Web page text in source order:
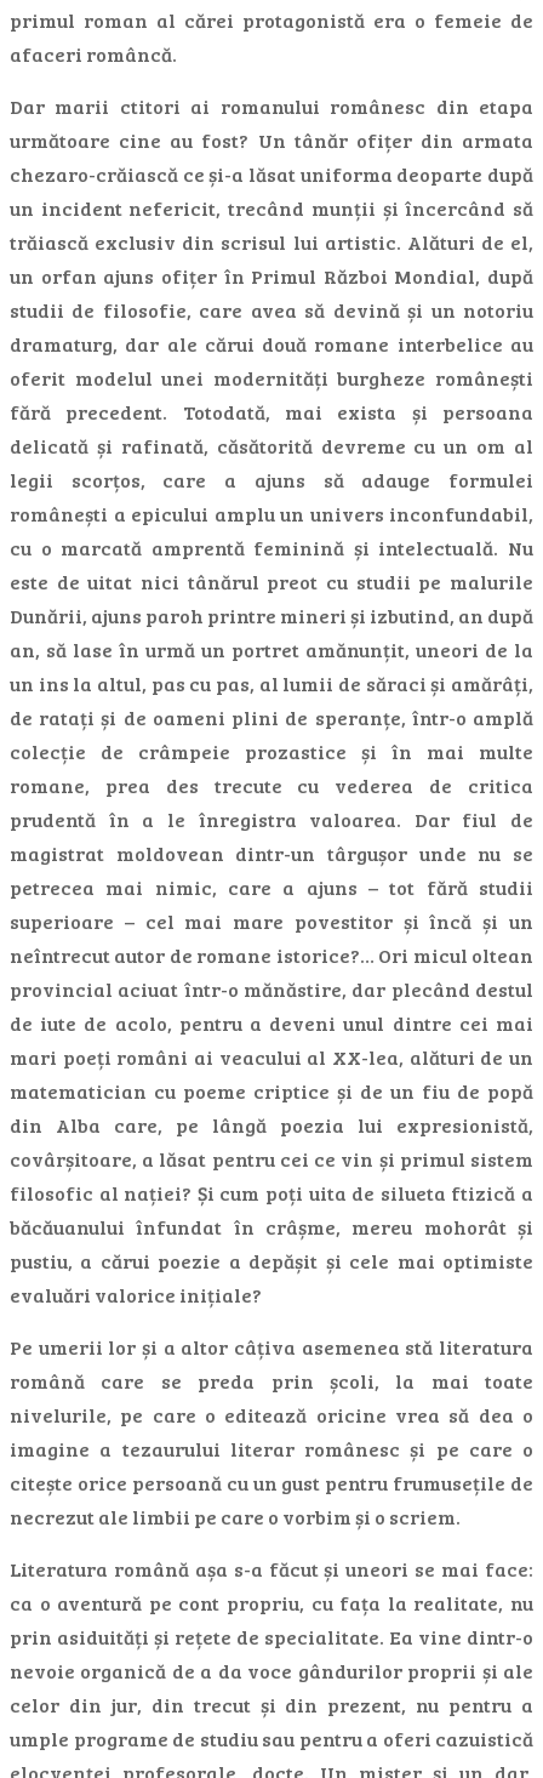
primul roman al cărei protagonistă era o femeie de
afaceri româncă.
Dar marii ctitori ai romanului românesc din etapa
următoare cine au fost? Un tânăr ofițer din armata
chezaro-crăiască ce și-a lăsat uniforma deoparte după
un incident nefericit, trecând munții și încercând să
trăiască exclusiv din scrisul lui artistic. Alături de el,
un orfan ajuns ofițer în Primul Război Mondial, după
studii de filosofie, care avea să devină și un notoriu
dramaturg, dar ale cărui două romane interbelice au
oferit modelul unei modernități burgheze românești
fără precedent. Totodată, mai exista și persoana
delicată și rafinată, căsătorită devreme cu un om al
legii scorțos, care a ajuns să adauge formulei
românești a epicului amplu un univers inconfundabil,
cu o marcată amprentă feminină și intelectuală. Nu
este de uitat nici tânărul preot cu studii pe malurile
Dunării, ajuns paroh printre mineri și izbutind, an după
an, să lase în urmă un portret amănunțit, uneori de la
un ins la altul, pas cu pas, al lumii de săraci și amărâți,
de ratați și de oameni plini de speranțe, într-o amplă
colecție de crâmpeie prozastice și în mai multe
romane, prea des trecute cu vederea de critica
prudentă în a le înregistra valoarea. Dar fiul de
magistrat moldovean dintr-un târgușor unde nu se
petrecea mai nimic, care a ajuns – tot fără studii
superioare – cel mai mare povestitor și încă și un
neîntrecut autor de romane istorice?… Ori micul oltean
provincial aciuat într-o mănăstire, dar plecând destul
de iute de acolo, pentru a deveni unul dintre cei mai
mari poeți români ai veacului al XX-lea, alături de un
matematician cu poeme criptice și de un fiu de popă
din Alba care, pe lângă poezia lui expresionistă,
covârșitoare, a lăsat pentru cei ce vin și primul sistem
filosofic al nației? Și cum poți uita de silueta ftizică a
băcăuanului înfundat în crâșme, mereu mohorât și
pustiu, a cărui poezie a depășit și cele mai optimiste
evaluări valorice inițiale?
Pe umerii lor și a altor câțiva asemenea stă literatura
română care se preda prin școli, la mai toate
nivelurile, pe care o editează oricine vrea să dea o
imagine a tezaurului literar românesc și pe care o
citește orice persoană cu un gust pentru frumusețile de
necrezut ale limbii pe care o vorbim și o scriem.
Literatura română așa s-a făcut și uneori se mai face:
ca o aventură pe cont propriu, cu fața la realitate, nu
prin asiduități și rețete de specialitate. Ea vine dintr-o
nevoie organică de a da voce gândurilor proprii și ale
celor din jur, din trecut și din prezent, nu pentru a
umple programe de studiu sau pentru a oferi cazuistică
elocvenței profesorale, docte. Un mister și un dar,